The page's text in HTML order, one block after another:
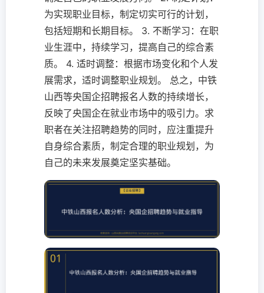
为实现职业目标，制定切实可行的计划，
包括短期和长期目标。 3. 不断学习：在职
业生涯中，持续学习，提高自己的综合素
质。 4. 适时调整：根据市场变化和个人发
展需求，适时调整职业规划。 总之，中铁
山西等央国企招聘报名人数的持续增长，
反映了央国企在就业市场中的吸引力。求
职者在关注招聘趋势的同时，应注重提升
自身综合素质，制定合理的职业规划，为
自己的未来发展奠定坚实基础。